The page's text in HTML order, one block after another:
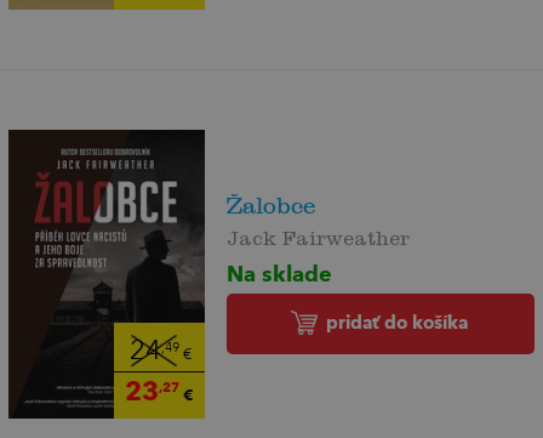
24,49 €
23,27 €
Žalobce
Jack Fairweather
Na sklade
pridať do košíka